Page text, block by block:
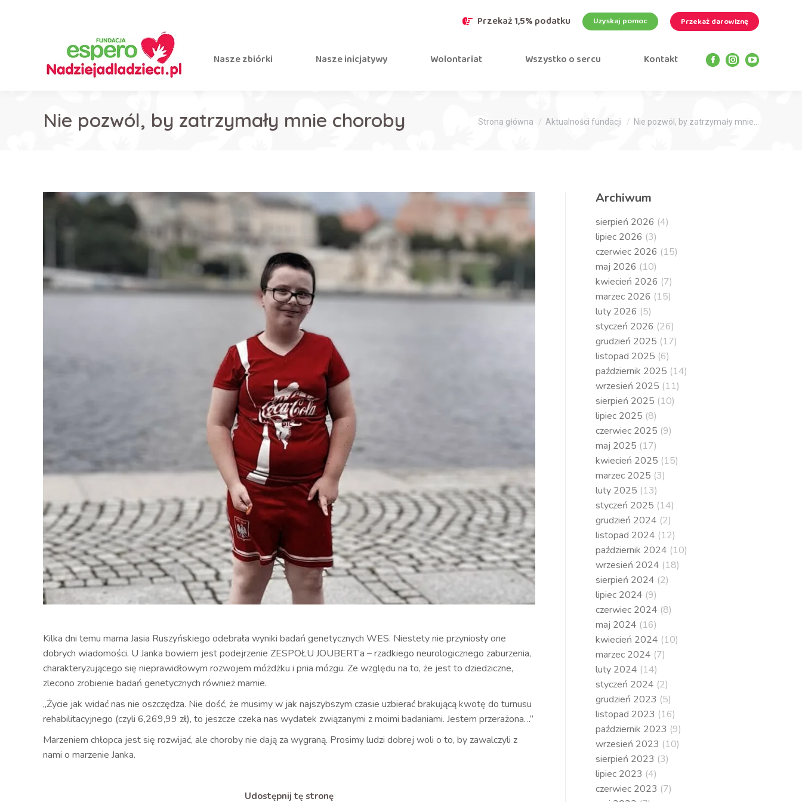
Przekaż 1,5% podatku Uzyskaj pomoc Przekaż darowiznę
Nasze zbiórki Nasze inicjatywy Wolontariat Wszystko o sercu Kontakt
Facebook
new
Instagram
new
YouTube
new
Nie pozwól, by zatrzymały mnie choroby Jesteś tutaj:
Strona główna Aktualności fundacji Nie pozwól, by zatrzymały mnie…
Kilka dni temu mama Jasia Ruszyńskiego odebrała wyniki badań genetycznych WES. Niestety nie przyniosły one
dobrych wiadomości. U Janka bowiem jest podejrzenie ZESPOŁU JOUBERT’a – rzadkiego neurologicznego zaburzenia,
charakteryzującego się nieprawidłowym rozwojem móżdżku i pnia mózgu. Ze względu na to, że jest to dziedziczne,
zlecono zrobienie badań genetycznych również mamie.
„Życie jak widać nas nie oszczędza. Nie dość, że musimy w jak najszybszym czasie uzbierać brakującą kwotę do turnusu
rehabilitacyjnego (czyli 6,269,99 zł), to jeszcze czeka nas wydatek związanymi z moimi badaniami. Jestem przerażona…”
Marzeniem chłopca jest się rozwijać, ale choroby nie dają za wygraną. Prosimy ludzi dobrej woli o to, by zawalczyli z
nami o marzenie Janka.
Udostępnij tę stronę
Archiwum
sierpień 2026 (4)
lipiec 2026 (3)
czerwiec 2026 (15)
maj 2026 (10)
kwiecień 2026 (7)
marzec 2026 (15)
luty 2026 (5)
styczeń 2026 (26)
grudzień 2025 (17)
listopad 2025 (6)
październik 2025 (14)
wrzesień 2025 (11)
sierpień 2025 (10)
lipiec 2025 (8)
czerwiec 2025 (9)
maj 2025 (17)
kwiecień 2025 (15)
marzec 2025 (3)
luty 2025 (13)
styczeń 2025 (14)
grudzień 2024 (2)
listopad 2024 (12)
październik 2024 (10)
wrzesień 2024 (18)
sierpień 2024 (2)
lipiec 2024 (9)
czerwiec 2024 (8)
maj 2024 (16)
kwiecień 2024 (10)
marzec 2024 (7)
luty 2024 (14)
styczeń 2024 (2)
grudzień 2023 (5)
listopad 2023 (16)
październik 2023 (9)
wrzesień 2023 (10)
sierpień 2023 (3)
lipiec 2023 (4)
czerwiec 2023 (7)